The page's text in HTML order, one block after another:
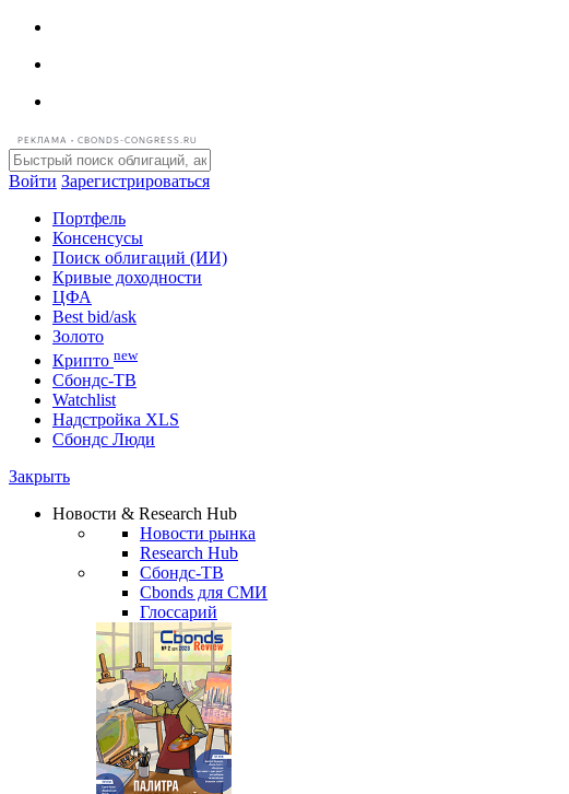
РЕКЛАМА • CBONDS-CONGRESS.RU
Войти Зарегистрироваться
Портфель
Консенсусы
Поиск облигаций (ИИ)
Кривые доходности
ЦФА
Best bid/ask
Золото
Криптоnew
Сбондс-ТВ
Надстройка XLS
Сбондс Люди
Новости & Research Hub
Новости рынка
Research Hub
Сбондс-ТВ
Cbonds для СМИ
Глоссарий